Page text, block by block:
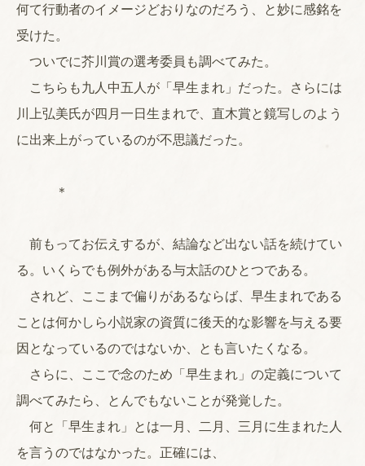
何て行動者のイメージどおりなのだろう、と妙に感銘を
受けた。
ついでに芥川賞の選考委員も調べてみた。
こちらも九人中五人が「早生まれ」だった。さらには
川上弘美氏が四月一日生まれで、直木賞と鏡写しのよう
に出来上がっているのが不思議だった。
＊
前もってお伝えするが、結論など出ない話を続けてい
る。いくらでも例外がある与太話のひとつである。
されど、ここまで偏りがあるならば、早生まれである
ことは何かしら小説家の資質に後天的な影響を与える要
因となっているのではないか、とも言いたくなる。
さらに、ここで念のため「早生まれ」の定義について
調べてみたら、とんでもないことが発覚した。
何と「早生まれ」とは一月、二月、三月に生まれた人
を言うのではなかった。正確には、